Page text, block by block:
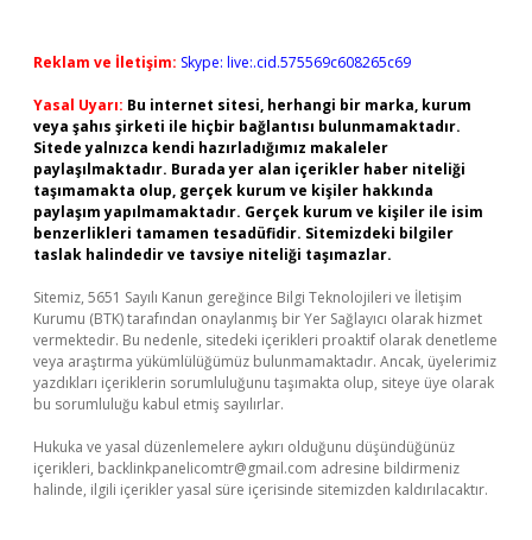
Reklam ve İletişim: Skype: live:.cid.575569c608265c69
Yasal Uyarı: Bu internet sitesi, herhangi bir marka, kurum
veya şahıs şirketi ile hiçbir bağlantısı bulunmamaktadır.
Sitede yalnızca kendi hazırladığımız makaleler
paylaşılmaktadır. Burada yer alan içerikler haber niteliği
taşımamakta olup, gerçek kurum ve kişiler hakkında
paylaşım yapılmamaktadır. Gerçek kurum ve kişiler ile isim
benzerlikleri tamamen tesadüfidir. Sitemizdeki bilgiler
taslak halindedir ve tavsiye niteliği taşımazlar.
Sitemiz, 5651 Sayılı Kanun gereğince Bilgi Teknolojileri ve İletişim
Kurumu (BTK) tarafından onaylanmış bir Yer Sağlayıcı olarak hizmet
vermektedir. Bu nedenle, sitedeki içerikleri proaktif olarak denetleme
veya araştırma yükümlülüğümüz bulunmamaktadır. Ancak, üyelerimiz
yazdıkları içeriklerin sorumluluğunu taşımakta olup, siteye üye olarak
bu sorumluluğu kabul etmiş sayılırlar.
Hukuka ve yasal düzenlemelere aykırı olduğunu düşündüğünüz
içerikleri, backlinkpanelicomtr@gmail.com adresine bildirmeniz
halinde, ilgili içerikler yasal süre içerisinde sitemizden kaldırılacaktır.